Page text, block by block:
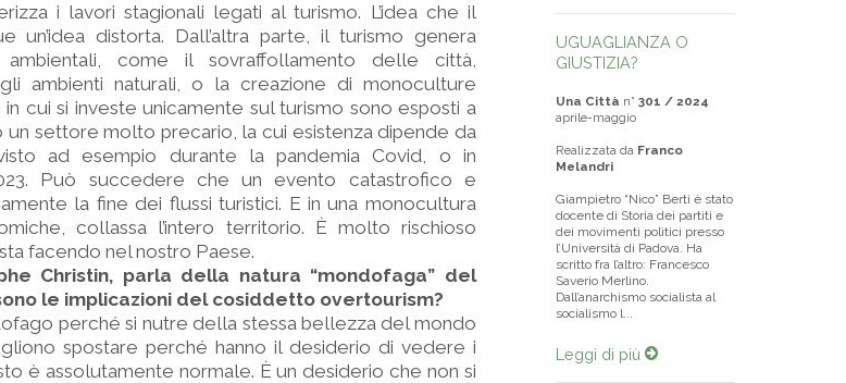
i lavori stagionali legati al turismo. L’idea che il
un’idea distorta. Dall’altra parte, il turismo genera
come il sovraffollamento delle città,
ambienti naturali, o la creazione di monoculture
cui si investe unicamente sul turismo sono esposti a
un settore molto precario, la cui esistenza dipende da
visto ad esempio durante la pandemia Covid, o in
Può succedere che un evento catastrofico e
la fine dei flussi turistici. E in una monocultura
collassa l’intero territorio. È molto rischioso
facendo nel nostro Paese.
Christin, parla della natura “mondofaga” del
le implicazioni del cosiddetto overtourism?
perché si nutre della stessa bellezza del mondo
spostare perché hanno il desiderio di vedere i
è assolutamente normale. È un desiderio che non si
UGUAGLIANZA O
GIUSTIZIA?
Una Città n° 301 / 2024
aprile-maggio
Realizzata da Franco
Melandri
Giampietro “Nico” Berti è stato
docente di Storia dei partiti e
dei movimenti politici presso
l’Università di Padova. Ha
scritto fra l’altro: Francesco
Saverio Merlino.
Dall’anarchismo socialista al
socialismo l...
Leggi di più